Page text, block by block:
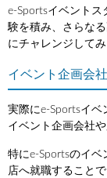
e-Sportsイベント
験を積み、さらな
にチャレンジして
イベント企画会
実際にe-Sportsイベ
イベント企画会社
特にe-Sportsのイベ
店へ就職すること